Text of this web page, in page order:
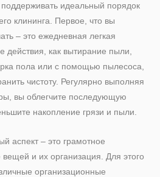
идеальный порядок
клининга. Первое, что вы
– это ежедневная легкая
действия, как вытирание пыли,
пола или с помощью пылесоса,
чистоту. Регулярно выполняя
вы облегчите последующую
накопление грязи и пыли.
аспект – это грамотное
и их организация. Для этого
организационные